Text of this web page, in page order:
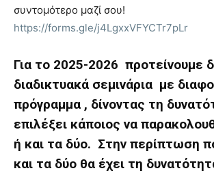
συντομότερο μαζί σου!
https://forms.gle/j4LgxxVFYCTr7pLr
Για το 2025-2026 προτείνουμε
διαδικτυακά σεμινάρια με
πρόγραμμα , δίνοντας τη
επιλέξει κάποιος να
ή και τα δύο. Στην περίπτωση
και τα δύο θα έχει τη